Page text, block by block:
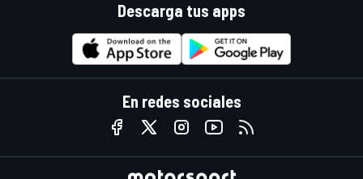
Descarga tus apps
En redes sociales